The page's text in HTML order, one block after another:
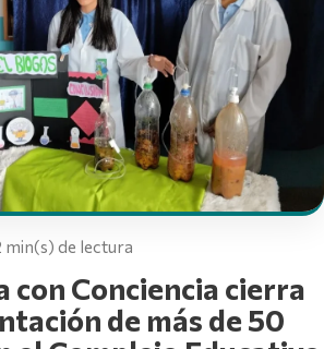
min(s) de lectura
con Conciencia cierra
de más de 50